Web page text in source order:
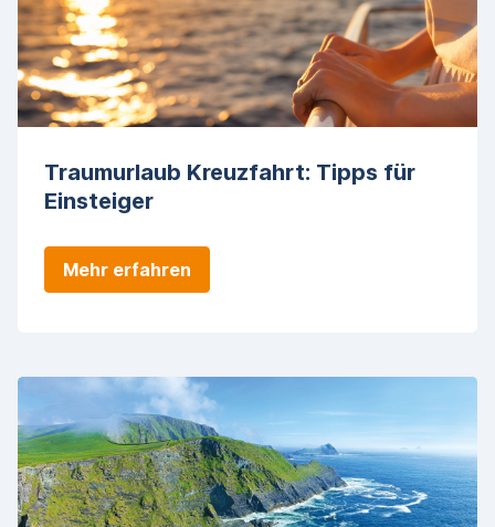
Traumurlaub Kreuzfahrt: Tipps für
Einsteiger
Mehr erfahren